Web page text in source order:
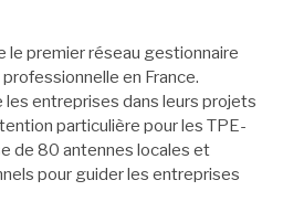
le premier réseau gestionnaire
en France.
les entreprises dans leurs projets
particulière pour les TPE-
de 80 antennes locales et
pour guider les entreprises